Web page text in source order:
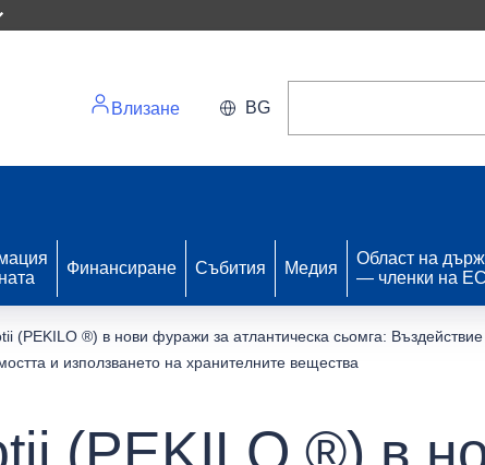
Влизане BG
Финансиране Събития Медия
Област на
— членки на ЕС
(PEKILO ®) в нови фуражи за атлантическа сьомга:
и използването на хранителните вещества
(PEKILO ®) в